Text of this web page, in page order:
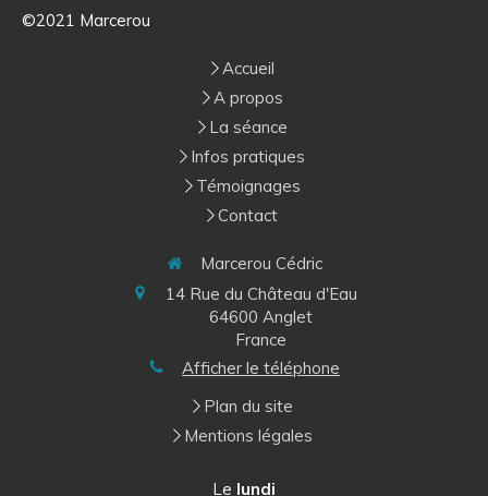
©2021 Marcerou
Accueil
A propos
La séance
Infos pratiques
Témoignages
Contact
Marcerou Cédric
14 Rue du Château d'Eau
64600 Anglet
France
Afficher le téléphone
Plan du site
Mentions légales
Le lundi